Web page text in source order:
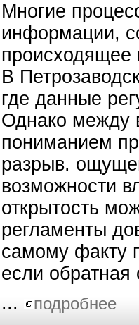
Многие
информации,
происходящее
В
где данные
Однако между
пониманием
разрыв.
возможности
открытость
регламенты
самому факту
если обратная
...
подробнее